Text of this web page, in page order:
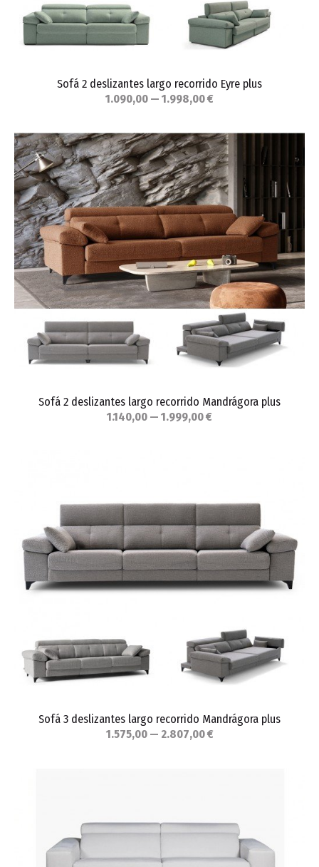
Sofá 2 deslizantes largo recorrido Eyre plus
1.090,00 — 1.998,00 €
Sofá 2 deslizantes largo recorrido Mandrágora plus
1.140,00 — 1.999,00 €
Sofá 3 deslizantes largo recorrido Mandrágora plus
1.575,00 — 2.807,00 €